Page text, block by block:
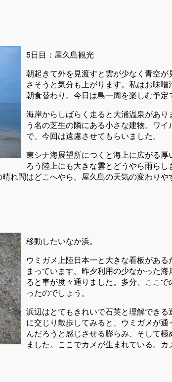
5日目：屋久島観光
朝起きて外を見渡すと雲が少なく青空が
さそうと気分も上がります。私はお味
朝食替わり。今日は島一周を楽しむ予定
海岸からしばらく走ると大浦温泉があ
う名の芝生の隣にある小さな建物。ワ
で、今回は遠慮させてもらいました。
東シナ海展望所につくと海上に広がる
ろう陸上にも大きな雲とどうやら雨らし
れ間はどこへやら。屋久島の天気の変わりや
移動したいなか浜。
ウミガメ上陸日本一と大きな看板があ
まっています。昨夕利用の少なかった
ると車が度々通りました。多分、ここ
ったのでしょう。
浜辺はとてもきれいで石英と理解でき
に交じり散歩してみると、ウミガメが
んだろうと感じさせる膨らみ、そして
ました。ここでカメが生まれている。